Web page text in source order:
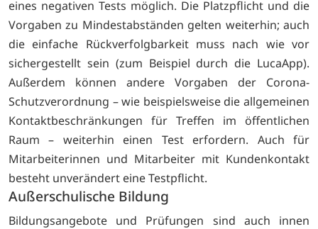
eines negativen Tests möglich. Die Platzpflicht und die
Vorgaben zu Mindestabständen gelten weiterhin; auch
die einfache Rückverfolgbarkeit muss nach wie vor
sichergestellt sein (zum Beispiel durch die LucaApp).
Außerdem können andere Vorgaben der Corona-
Schutzverordnung – wie beispielsweise die allgemeinen
Kontaktbeschränkungen für Treffen im öffentlichen
Raum – weiterhin einen Test erfordern. Auch für
Mitarbeiterinnen und Mitarbeiter mit Kundenkontakt
besteht unverändert eine Testpflicht.
Außerschulische Bildung
Bildungsangebote und Prüfungen sind auch innen